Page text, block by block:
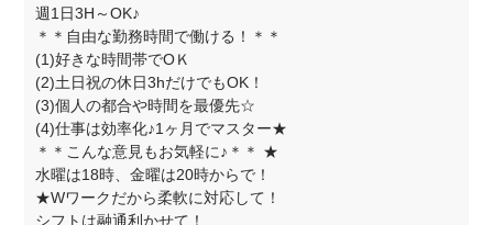
週1日3H～OK♪
＊＊自由な勤務時間で働ける！＊＊
(1)好きな時間帯でOＫ
(2)土日祝の休日3hだけでもOK！
(3)個人の都合や時間を最優先☆
(4)仕事は効率化♪1ヶ月でマスター★
＊＊こんな意見もお気軽に♪＊＊ ★
水曜は18時、金曜は20時からで！
★Wワークだから柔軟に対応して！
シフトは融通利かせて！